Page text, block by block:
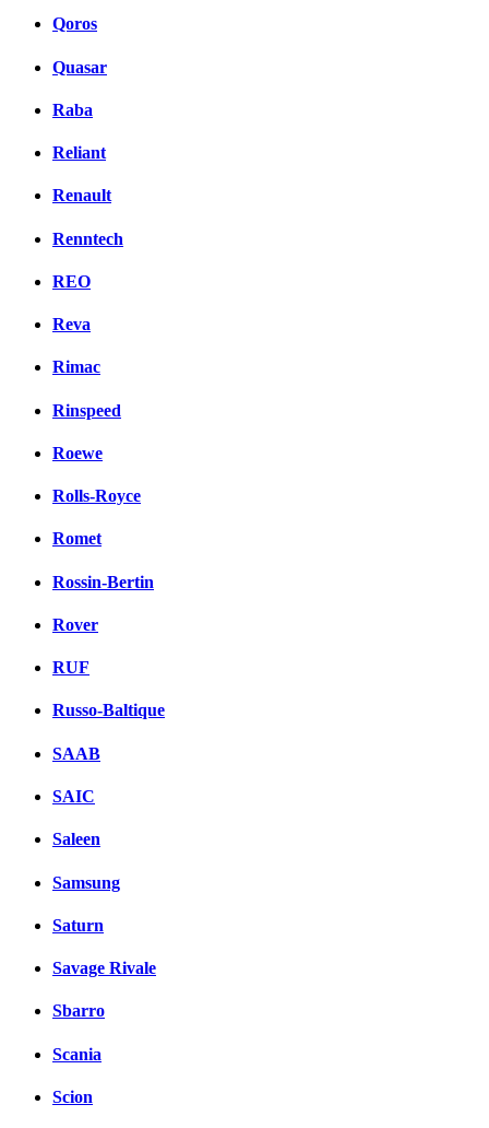
Qoros
Quasar
Raba
Reliant
Renault
Renntech
REO
Reva
Rimac
Rinspeed
Roewe
Rolls-Royce
Romet
Rossin-Bertin
Rover
RUF
Russo-Baltique
SAAB
SAIC
Saleen
Samsung
Saturn
Savage Rivale
Sbarro
Scania
Scion